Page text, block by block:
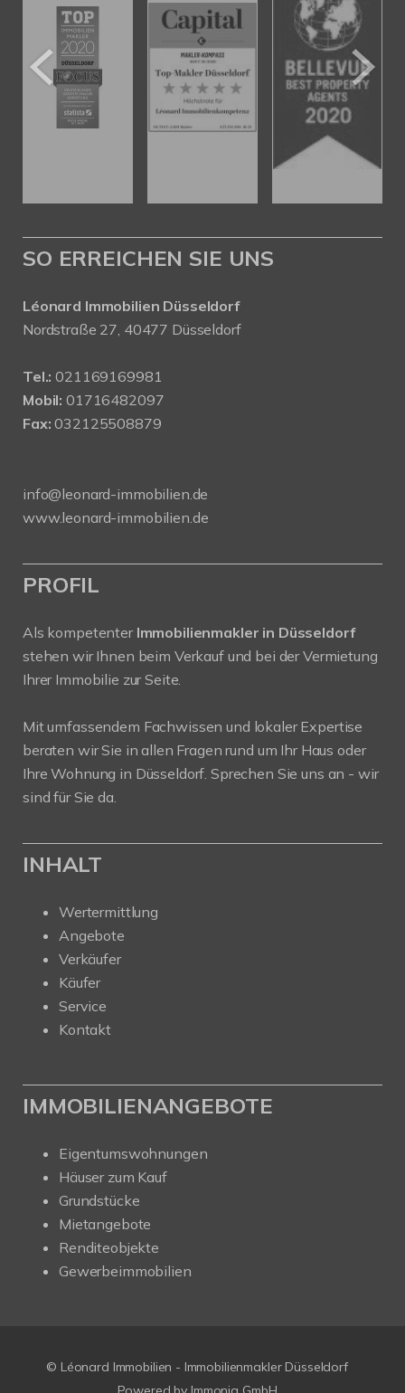
SO ERREICHEN SIE UNS
Léonard Immobilien Düsseldorf
Nordstraße 27, 40477 Düsseldorf
Tel.: 021169169981
Mobil: 01716482097
Fax: 032125508879
info@leonard-immobilien.de
www.leonard-immobilien.de
PROFIL
Als kompetenter Immobilienmakler in Düsseldorf
stehen wir Ihnen beim Verkauf und bei der Vermietung
Ihrer Immobilie zur Seite.
Mit umfassendem Fachwissen und lokaler Expertise
beraten wir Sie in allen Fragen rund um Ihr Haus oder
Ihre Wohnung in Düsseldorf. Sprechen Sie uns an - wir
sind für Sie da.
INHALT
Wertermittlung
Angebote
Verkäufer
Käufer
Service
Kontakt
IMMOBILIENANGEBOTE
Eigentumswohnungen
Häuser zum Kauf
Grundstücke
Mietangebote
Renditeobjekte
Gewerbeimmobilien
© Léonard Immobilien - Immobilienmakler Düsseldorf